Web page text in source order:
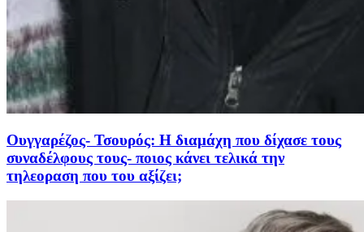
Ουγγαρέζος- Τσουρός: Η διαμάχη που δίχασε τους
συναδέλφους τους- ποιος κάνει τελικά την
τηλεοραση που του αξίζει;